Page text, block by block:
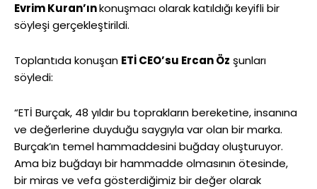
Evrim Kuran’ınkonuşmacı olarak katıldığı keyifli bir
söyleşi gerçekleştirildi.
Toplantıda konuşan ETİ CEO’su Ercan Öz şunları
söyledi:
“ETİ Burçak, 48 yıldır bu toprakların bereketine, insanına
ve değerlerine duyduğu saygıyla var olan bir marka.
Burçak’ın temel hammaddesini buğday oluşturuyor.
Ama biz buğdayı bir hammadde olmasının ötesinde,
bir miras ve vefa gösterdiğimiz bir değer olarak